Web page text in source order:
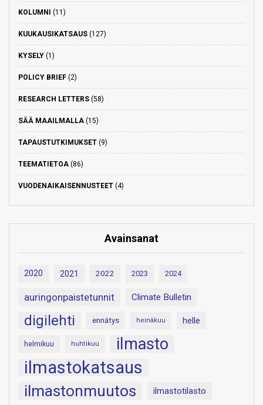
KOLUMNI (11)
KUUKAUSIKATSAUS (127)
KYSELY (1)
POLICY BRIEF (2)
RESEARCH LETTERS (58)
SÄÄ MAAILMALLA (15)
TAPAUSTUTKIMUKSET (9)
TEEMATIETOA (86)
VUODENAIKAISENNUSTEET (4)
Avainsanat
2020 2021 2022 2023 2024
auringonpaistetunnit Climate Bulletin
digilehti ennätys heinäkuu helle
helmikuu huhtikuu ilmasto
ilmastokatsaus
ilmastonmuutos ilmastotilasto